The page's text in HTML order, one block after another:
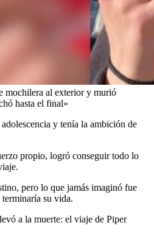
mochilera al exterior y murió
hasta el final»
y tenía la ambición de
propio, logró conseguir todo lo
pero lo que jamás imaginó fue
su vida.
a la muerte: el viaje de Piper